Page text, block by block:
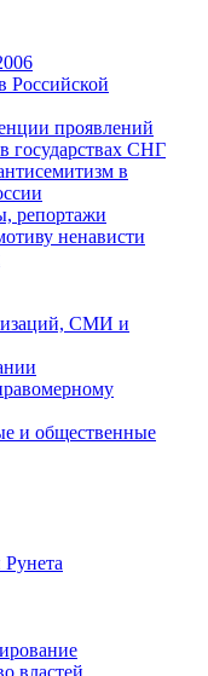
Российской
проявлений
государствах СНГ
в
репортажи
ненависти
СМИ и
и общественные
властей